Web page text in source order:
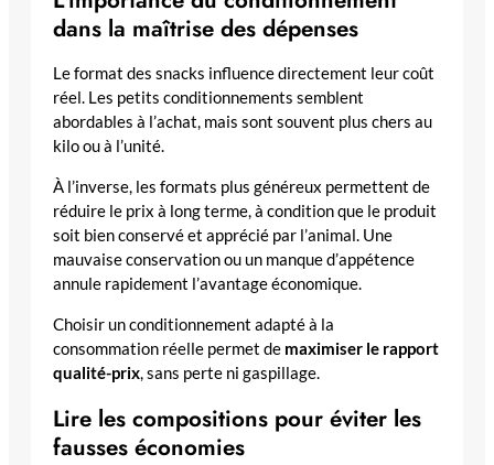
dans la maîtrise des dépenses
Le format des snacks influence directement leur coût
réel. Les petits conditionnements semblent
abordables à l’achat, mais sont souvent plus chers au
kilo ou à l’unité.
À l’inverse, les formats plus généreux permettent de
réduire le prix à long terme, à condition que le produit
soit bien conservé et apprécié par l’animal. Une
mauvaise conservation ou un manque d’appétence
annule rapidement l’avantage économique.
Choisir un conditionnement adapté à la
consommation réelle permet de maximiser le rapport
qualité-prix, sans perte ni gaspillage.
Lire les compositions pour éviter les
fausses économies